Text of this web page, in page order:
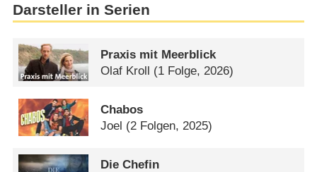
Darsteller in Serien
Praxis mit Meerblick
Olaf Kroll (1 Folge, 2026)
Chabos
Joel (2 Folgen, 2025)
Die Chefin